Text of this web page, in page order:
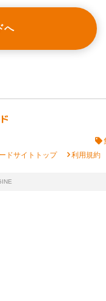
へ
ドサイトトップ chevron_right利用規約